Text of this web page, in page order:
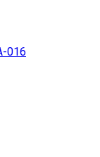
016